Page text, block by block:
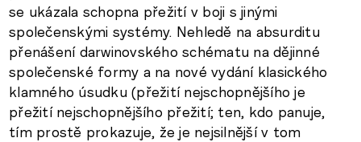
se ukázala schopna přežití v boji s jinými
společenskými systémy. Nehledě na absurditu
přenášení darwinovského schématu na dějinné
společenské formy a na nové vydání klasického
klamného úsudku (přežití nejschopnějšího je
přežití nejschopnějšího přežití; ten, kdo panuje,
tím prostě prokazuje, že je nejsilnější v tom